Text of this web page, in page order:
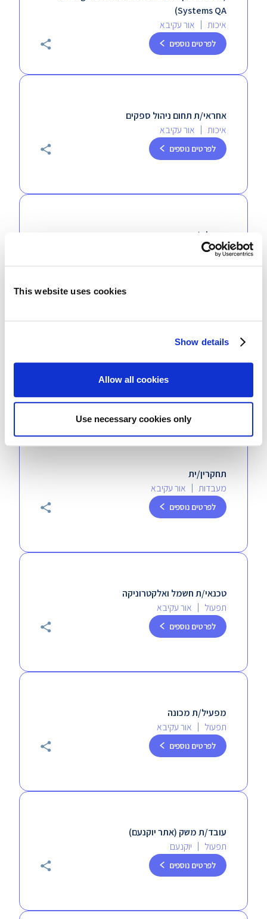
This website uses cookies
Show details
Allow all cookies
Use necessary cookies only
Systems QA)
אור עקיבא
איכות
לפרטים נוספים
אחראי/ת תחום ניהול ספקים
אור עקיבא
איכות
לפרטים נוספים
טכנולוג/ית ייצור מנוסה
תפעול
לפרטים נוספים
תחקרין/ית
אור עקיבא
מעבדות
לפרטים נוספים
טכנאי/ת חשמל ואלקטרוניקה
אור עקיבא
תפעול
לפרטים נוספים
מפעיל/ת מכונה
אור עקיבא
תפעול
לפרטים נוספים
עובד/ת משק (אתר יוקנעם)
יוקנעם
תפעול
לפרטים נוספים